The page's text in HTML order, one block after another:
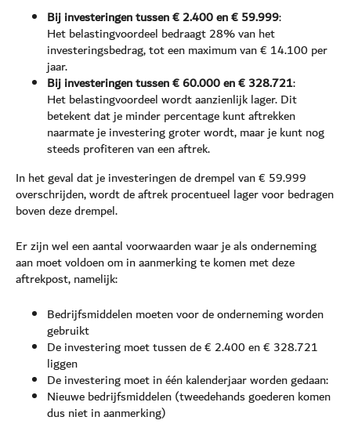
Bij investeringen tussen € 2.400 en € 59.999:
Het belastingvoordeel bedraagt 28% van het
investeringsbedrag, tot een maximum van € 14.100 per
jaar.
Bij investeringen tussen € 60.000 en € 328.721:
Het belastingvoordeel wordt aanzienlijk lager. Dit
betekent dat je minder percentage kunt aftrekken
naarmate je investering groter wordt, maar je kunt nog
steeds profiteren van een aftrek.
In het geval dat je investeringen de drempel van € 59.999
overschrijden, wordt de aftrek procentueel lager voor bedragen
boven deze drempel.
Er zijn wel een aantal voorwaarden waar je als onderneming
aan moet voldoen om in aanmerking te komen met deze
aftrekpost, namelijk:
Bedrijfsmiddelen moeten voor de onderneming worden
gebruikt
De investering moet tussen de € 2.400 en € 328.721
liggen
De investering moet in één kalenderjaar worden gedaan:
Nieuwe bedrijfsmiddelen (tweedehands goederen komen
dus niet in aanmerking)